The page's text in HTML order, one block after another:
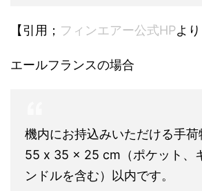
【引用； フィンエアー公式HPより
エールフランスの場合
機内にお持込みいただける手
55 x 35 x 25 cm（ポケット、
ンドルを含む）以内です。